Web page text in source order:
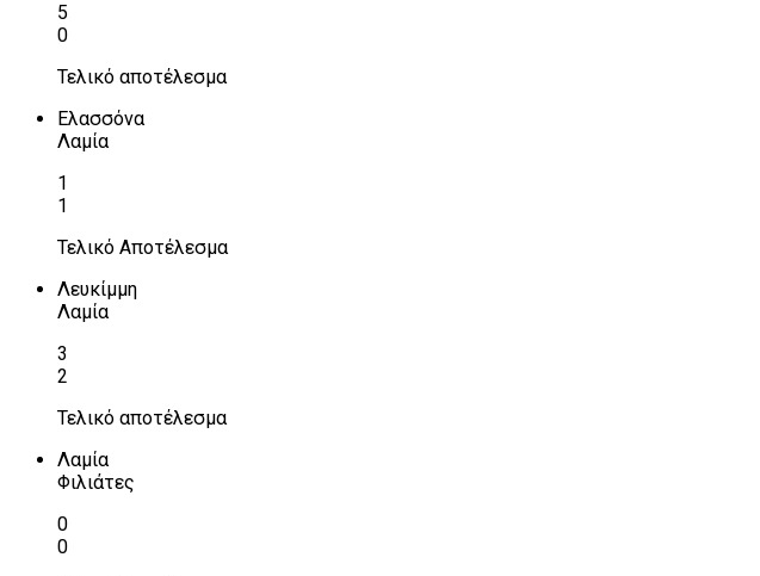
5
0
Τελικό αποτέλεσμα
Ελασσόνα
Λαμία
1
1
Τελικό Αποτέλεσμα
Λευκίμμη
Λαμία
3
2
Τελικό αποτέλεσμα
Λαμία
Φιλιάτες
0
0